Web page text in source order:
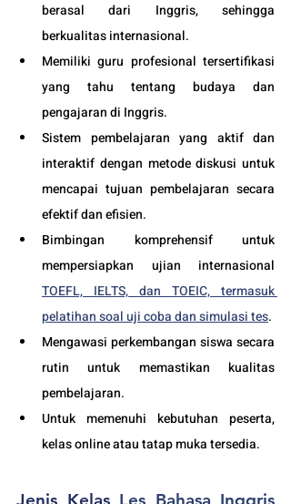
berasal dari Inggris, sehingga
berkualitas internasional.
Memiliki guru profesional tersertifikasi
yang tahu tentang budaya dan
pengajaran di Inggris.
Sistem pembelajaran yang aktif dan
interaktif dengan metode diskusi untuk
mencapai tujuan pembelajaran secara
efektif dan efisien.
Bimbingan komprehensif untuk
TOEFL, IELTS, dan TOEIC, termasuk
pelatihan soal uji coba dan simulasi tes.
Mengawasi perkembangan siswa secara
rutin untuk memastikan kualitas
pembelajaran.
Untuk memenuhi kebutuhan peserta,
kelas online atau tatap muka tersedia.